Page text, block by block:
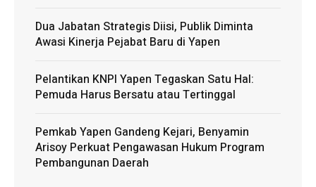
Dua Jabatan Strategis Diisi, Publik Diminta
Awasi Kinerja Pejabat Baru di Yapen
Pelantikan KNPI Yapen Tegaskan Satu Hal:
Pemuda Harus Bersatu atau Tertinggal
Pemkab Yapen Gandeng Kejari, Benyamin
Arisoy Perkuat Pengawasan Hukum Program
Pembangunan Daerah